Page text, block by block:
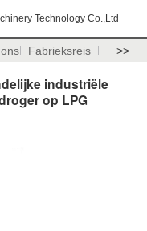
Technology Co.,Ltd
Fabrieksreis >>
industriële
op LPG